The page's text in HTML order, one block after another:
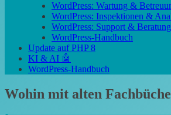
WordPress: Wartung &
WordPress: Inspektionen &
WordPress: Support & Beratung
WordPress-Handbuch
Update auf PHP 8
KI & AI 🤖
WordPress-Handbuch
Wohin mit alten